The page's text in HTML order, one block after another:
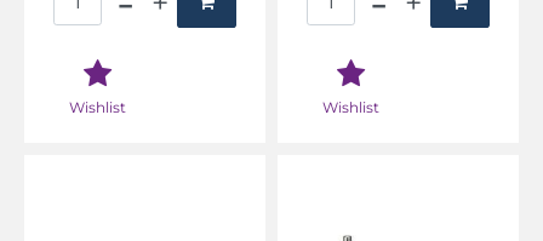
Wishlist Wishlist